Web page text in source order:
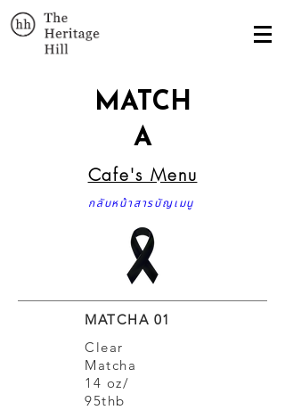
MATCH
A
Cafe's Menu
กลับหน้าสารบัญเมนู
MATCHA 01
Clear
Matcha
14 oz/
95thb